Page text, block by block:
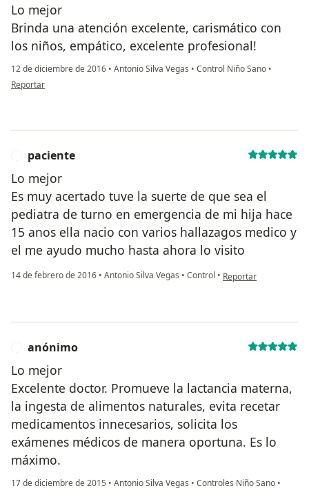
Lo mejor
Brinda una atención excelente, carismático con
los niños, empático, excelente profesional!
12 de diciembre de 2016 • Antonio Silva Vegas • Control Niño Sano •
en opinión del usuario Cuenta eliminada
Reportar
paciente
Lo mejor
Es muy acertado tuve la suerte de que sea el
pediatra de turno en emergencia de mi hija hace
15 anos ella nacio con varios hallazagos medico y
el me ayudo mucho hasta ahora lo visito
14 de febrero de 2016 • Antonio Silva Vegas • Control • en opinión del
Reportar
anónimo
Lo mejor
Excelente doctor. Promueve la lactancia materna,
la ingesta de alimentos naturales, evita recetar
medicamentos innecesarios, solicita los
exámenes médicos de manera oportuna. Es lo
máximo.
17 de diciembre de 2015 • Antonio Silva Vegas • Controles Niño Sano •